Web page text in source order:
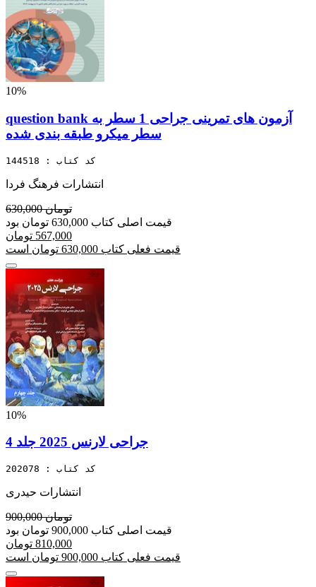
10%
question bank آزمون های تمرینی جراحی 1 سطر به
سطر میکرو طبقه بندی شده
کد کتاب : 144518
انتشارات فرهنگ فردا
630,000 تومان
قیمت اصلی کتاب 630,000 تومان بود
567,000 تومان
قیمت فعلی کتاب 630,000 تومان است
10%
جراحی لارنس 2025 جلد 4
کد کتاب : 202078
انتشارات حیدری
900,000 تومان
قیمت اصلی کتاب 900,000 تومان بود
810,000 تومان
قیمت فعلی کتاب 900,000 تومان است